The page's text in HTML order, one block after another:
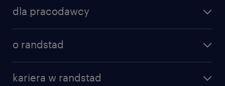
dla pracodawcy
o randstad
kariera w randstad